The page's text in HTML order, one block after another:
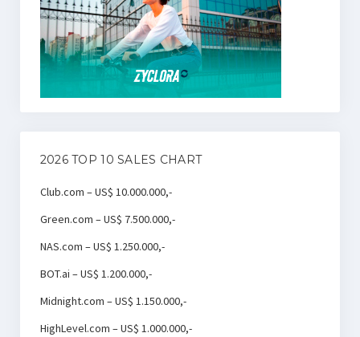
2026 TOP 10 SALES CHART
Club.com – US$ 10.000.000,-
Green.com – US$ 7.500.000,-
NAS.com – US$ 1.250.000,-
BOT.ai – US$ 1.200.000,-
Midnight.com – US$ 1.150.000,-
HighLevel.com – US$ 1.000.000,-